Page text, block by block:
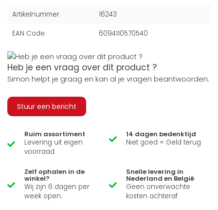
Artikelnummer 16243
EAN Code 6094110570540
Heb je een vraag over dit product ?
Simon helpt je graag en kan al je vragen beantwoorden.
Stuur een bericht
Ruim assortiment
Levering uit eigen
voorraad
14 dagen bedenktijd
Niet goed = Geld terug
Zelf ophalen in de
winkel?
Wij zijn 6 dagen per
week open.
Snelle levering in
Nederland en België
Geen onverwachte
kosten achteraf